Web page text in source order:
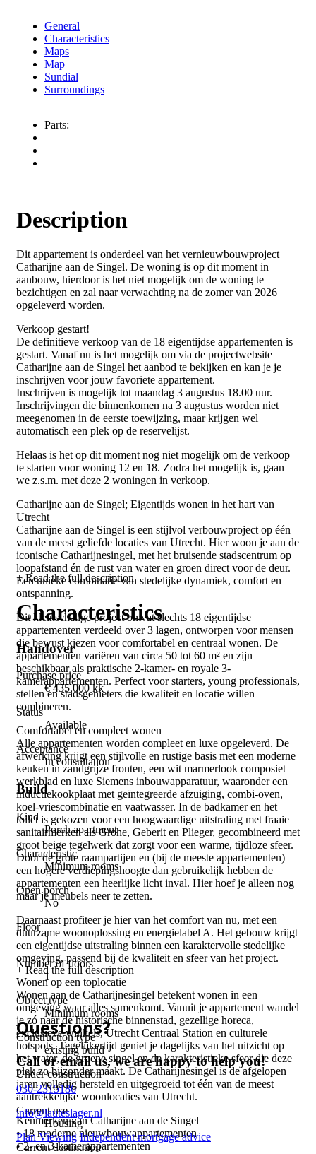
General
Characteristics
Maps
Map
Sundial
Surroundings
Parts:
Description
Dit appartement is onderdeel van het vernieuwbouwproject
Catharijne aan de Singel. De woning is op dit moment in
aanbouw, hierdoor is het niet mogelijk om de woning te
bezichtigen en zal naar verwachting na de zomer van 2026
opgeleverd worden.
Verkoop gestart!
De definitieve verkoop van de 18 eigentijdse appartementen is
gestart. Vanaf nu is het mogelijk om via de projectwebsite
Catharijne aan de Singel het aanbod te bekijken en kan je je
inschrijven voor jouw favoriete appartement.
Inschrijven is mogelijk tot maandag 3 augustus 18.00 uur.
Inschrijvingen die binnenkomen na 3 augustus worden niet
meegenomen in de eerste toewijzing, maar krijgen wel
automatisch een plek op de reservelijst.
Helaas is het op dit moment nog niet mogelijk om de verkoop
te starten voor woning 12 en 18. Zodra het mogelijk is, gaan
we z.s.m. met deze 2 woningen in verkoop.
Catharijne aan de Singel; Eigentijds wonen in het hart van
Utrecht
Catharijne aan de Singel is een stijlvol verbouwproject op één
van de meest geliefde locaties van Utrecht. Hier woon je aan de
iconische Catharijnesingel, met het bruisende stadscentrum op
loopafstand én de rust van water en groen direct voor de deur.
Een unieke combinatie van stedelijke dynamiek, comfort en
ontspanning.
Dit kleinschalige project omvat slechts 18 eigentijdse
appartementen verdeeld over 3 lagen, ontworpen voor mensen
die bewust kiezen voor comfortabel en centraal wonen. De
appartementen variëren van circa 50 tot 60 m² en zijn
beschikbaar als praktische 2-kamer- en royale 3-
kamerappartementen. Perfect voor starters, young professionals,
stellen en stadsgenieters die kwaliteit en locatie willen
combineren.
Comfortabel en compleet wonen
Alle appartementen worden compleet en luxe opgeleverd. De
afwerking krijgt een stijlvolle en rustige basis met een moderne
keuken in zandgrijze fronten, een wit marmerlook composiet
werkblad en luxe Siemens inbouwapparatuur, waaronder een
inductiekookplaat met geïntegreerde afzuiging, combi-oven,
koel-vriescombinatie en vaatwasser. In de badkamer en het
toilet is gekozen voor een hoogwaardige uitstraling met fraaie
sanitairmerken als Grohe, Geberit en Plieger, gecombineerd met
groot beige tegelwerk dat zorgt voor een warme, tijdloze sfeer.
Door de grote raampartijen en (bij de meeste appartementen)
een hogere verdiepingshoogte dan gebruikelijk hebben de
appartementen een heerlijke licht inval. Hier hoef je alleen nog
maar je meubels neer te zetten.
Daarnaast profiteer je hier van het comfort van nu, met een
duurzame woonoplossing en energielabel A. Het gebouw krijgt
een eigentijdse uitstraling binnen een karaktervolle stedelijke
omgeving, passend bij de kwaliteit en sfeer van het project.
Wonen op een toplocatie
Wonen aan de Catharijnesingel betekent wonen in een
omgeving waar alles samenkomt. Vanuit je appartement wandel
je zó naar de historische binnenstad, gezellige horeca,
exclusieve winkels, Utrecht Centraal Station en culturele
hotspots. Tegelijkertijd geniet je dagelijks van het uitzicht op
het water, de groene singel en de karakteristieke sfeer die deze
plek zo bijzonder maakt. De Catharijnesingel is de afgelopen
jaren volledig hersteld en uitgegroeid tot één van de meest
aantrekkelijke woonlocaties van Utrecht.
Kenmerken van Catharijne aan de Singel
• 18 moderne nieuwbouwappartementen
• 2- en 3-kamerappartementen
+ Read the full description
Characteristics
Handover
Purchase price
€ 435,000 kk
Status
Available
Acceptance
In consultation
Build
Kind
Porch apartment
Characteristic
Minimum rooms
Open porch
No
Floor
1
Number of floors
1
Object type
Minimum rooms
Construction type
existing build
Under construction
No
Current use
Housing
Current destination
+ Read the full description
Questions?
Call or email us, we are happy to help you!
030-2315186
info@lauteslager.nl
Plan Viewing Independent mortgage advice